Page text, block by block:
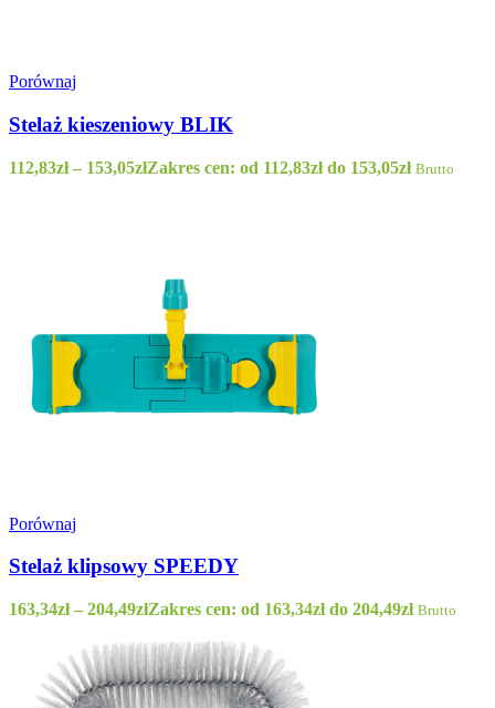
Porównaj
Stelaż kieszeniowy BLIK
112,83zł – 153,05złZakres cen: od 112,83zł do 153,05zł Brutto
Porównaj
Stelaż klipsowy SPEEDY
163,34zł – 204,49złZakres cen: od 163,34zł do 204,49zł Brutto